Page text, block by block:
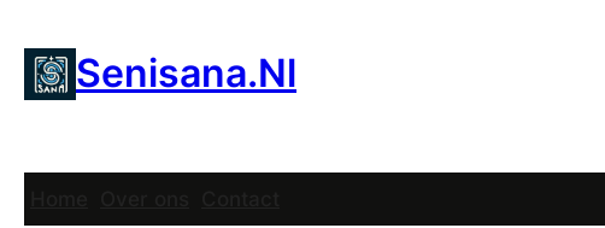
naar
inhoud
Senisana.nl